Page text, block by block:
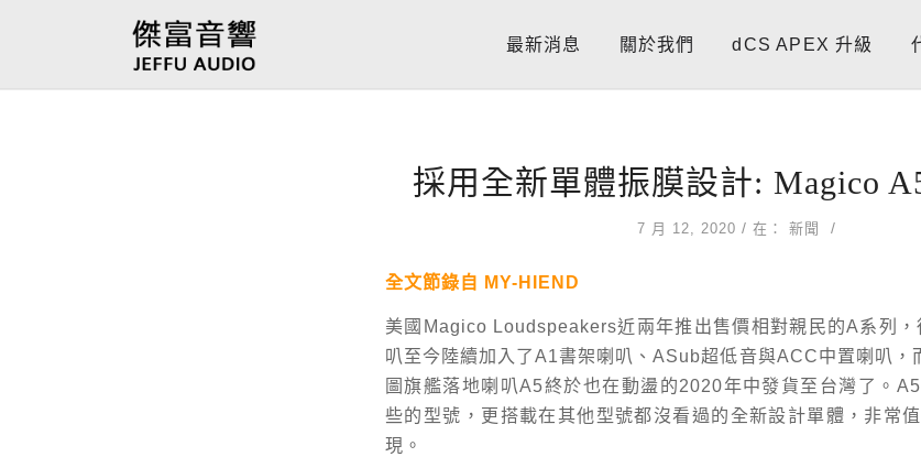
最新消息 關於我們 dCS APEX 升級
採用全新單體振膜設計: Magico
7 月 12, 2020 / 在： 新聞 /
全文節錄自 MY-HIEND
美國Magico Loudspeakers近兩年推出售價相對親民的A系列，
叭至今陸續加入了A1書架喇叭、ASub超低音與ACC中置喇叭，
圖旗艦落地喇叭A5終於也在動盪的2020年中發貨至台灣了。
些的型號，更搭載在其他型號都沒看過的全新設計單體，非常
現。